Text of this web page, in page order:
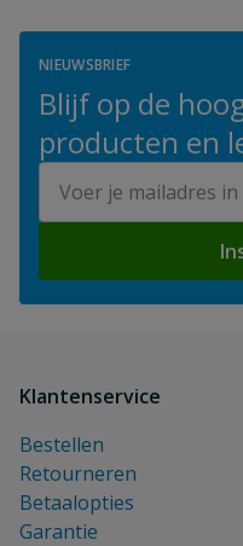
NIEUWSBRIEF
Blijf op de
producten en
Klantenservice
Bestellen
Retourneren
Betaalopties
Garantie